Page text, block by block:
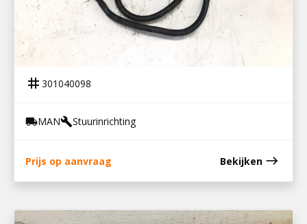
301040098
DRAAIHOEKSENSOR VOORLOOPAS TGX
tag 301040098
local_shippingMANbuildStuurinrichting
Prijs op aanvraag Bekijken east